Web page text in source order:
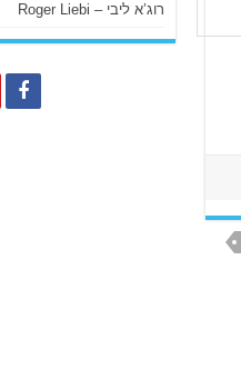
רוג’א ליבי – Roger Liebi